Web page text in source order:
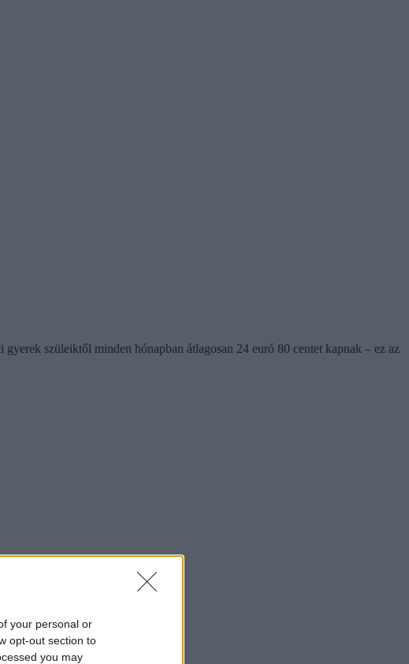
your personal or
opt-out section to
you may
szüleiktől minden hónapban átlagosan 24 euró 80 centet kapnak – ez az